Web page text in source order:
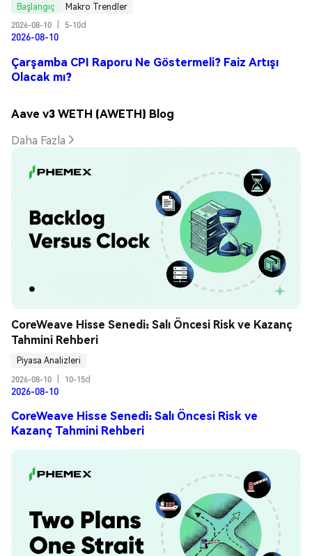
Başlangıç
Makro Trendler
2026-08-10
5-10d
2026-08-10
Çarşamba CPI Raporu Ne Göstermeli? Faiz Artışı
Olacak mı?
Aave v3 WETH (AWETH) Blog
Daha Fazla
CoreWeave Hisse Senedi: Salı Öncesi Risk ve Kazanç
Tahmini Rehberi
Piyasa Analizleri
2026-08-10
10-15d
2026-08-10
CoreWeave Hisse Senedi: Salı Öncesi Risk ve
Kazanç Tahmini Rehberi